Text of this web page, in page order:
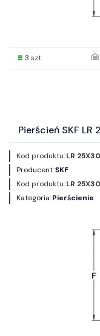
3 szt.
Pierścień SKF LR
Kod produktu:LR
Producent:SKF
Kod produktu:LR
Kategoria:Pierścienie